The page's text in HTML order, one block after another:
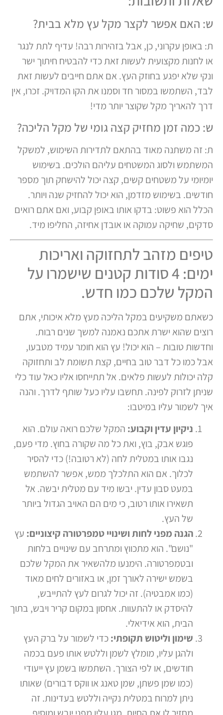
ש: האם אפשר לקצר מקל עץ מלא בבית?
ת: באופן עקרוני, כן, אבל בזהירות רבה! עדיף לתת לנגר
או לחנות מקצועית לעשות זאת כדי להבטיח חיתוך ישר
ונקי שלא יפגע בחוזק העץ. אם אתם חייבים לעשות זאת
לבד, השתמשו במסור חד וסמנו את הקו המדויק. זכרו, אין
דרך להאריך מקל שקוצר יותר מדי!
ש: כמה זמן מחזיק קצה גומי של מקל הליכה?
ת: זה משתנה מאוד בהתאם לתדירות השימוש, למשקל
המשתמש ולסוג המשטחים עליהם הולכים. בשימוש
יומיומי על משטחים קשים, קצה יכול להישחק תוך מספר
חודשים. בשימוש מזדמן, הוא יכול להחזיק שנה ויותר.
הכלל הוא פשוט: בדקו אותו באופן קבוע, ואם אתם רואים
סדקים, שחיקה עמוקה או אובדן אחיזה, החליפו מיד.
טיפים מזהב לתחזוקה ואריכות
ימים: 4 סודות קטנים שישמרו על
המקל שלכם כמו חדש.
כשאתם משקיעים במקל הליכה מעץ מלא איכותי, אתם
רוצים שהוא ישרת אתכם נאמנה למשך שנים רבות.
וחדשות טובות – הוא יכול! עץ הוא חומר עמיד מטבעו,
אבל כמו כל דבר טוב בחיים, קצת תשומת לב ותחזוקה
קלה יכולות לעשות פלאים. אל תתייחסו אליו כאל עוד כלי
שניתן לזרוק לפינה. תחשבו עליו כעל שותף לדרך. והנה
איך לשמור עליו במיטבו:
ניקיון עדין וקבוע:המקל שלכם רואה עולם. הוא
פוגש אבק, בוץ, ואת כל מה שקורה בחוץ. מדי פעם,
נגבו אותו במטלית לחה (לא רטובה!) כדי להסיר
לכלוך. אם הוא התלכלך ממש, אפשר להשתמש
במעט סבון עדין. יבשו מיד עם מטלית יבשה. אל
תשאירו אותו רטוב, כי מים הם האויב הגדול ביותר
של העץ.
הגנה מפני לחות ושינויי טמפרטורה קיצוניים:עץ
"נושם". הוא מתכווץ ומתרחב עם שינויים בלחות
ובטמפרטורה. הימנעו מלהשאיר את המקל שלכם
בשמש ישירה לאורך זמן, או באזורים לחים מאוד
(כמו אמבטיה). זה יכול לגרום לעץ להתייבש,
להיסדק או להתעוות. אחסון במקום קריר ויבש, בתוך
הבית, הוא אידיאלי.
שימון וליטוש תקופתי:כדי לשמור על ברק העץ
ולהגן עליו, מומלץ לשמן וללטש אותו פעם בכמה
חודשים, או לפי הצורך. השתמשו בשמן עץ ייעודי
(כמו שמן פשתן, שמן טאנג או ווקס דבורים) שאותו
ניתן למרוח במטלית נקייה וללטש בעדינות. זה